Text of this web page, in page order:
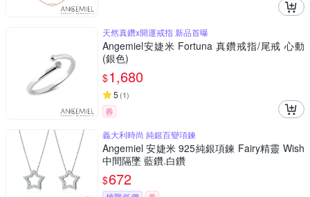
天然真鑽x開運戒指 新品首曝
Angemiel安婕米 Fortuna 真鑽戒指/尾戒 心動
(銀色)
$1,680
5 (1)
券
義大利時尚 純銀百變項鍊
Angemiel 安婕米 925純銀項鍊 Fairy精靈 Wish
中間隔墜 藍鑽.白鑽
$672